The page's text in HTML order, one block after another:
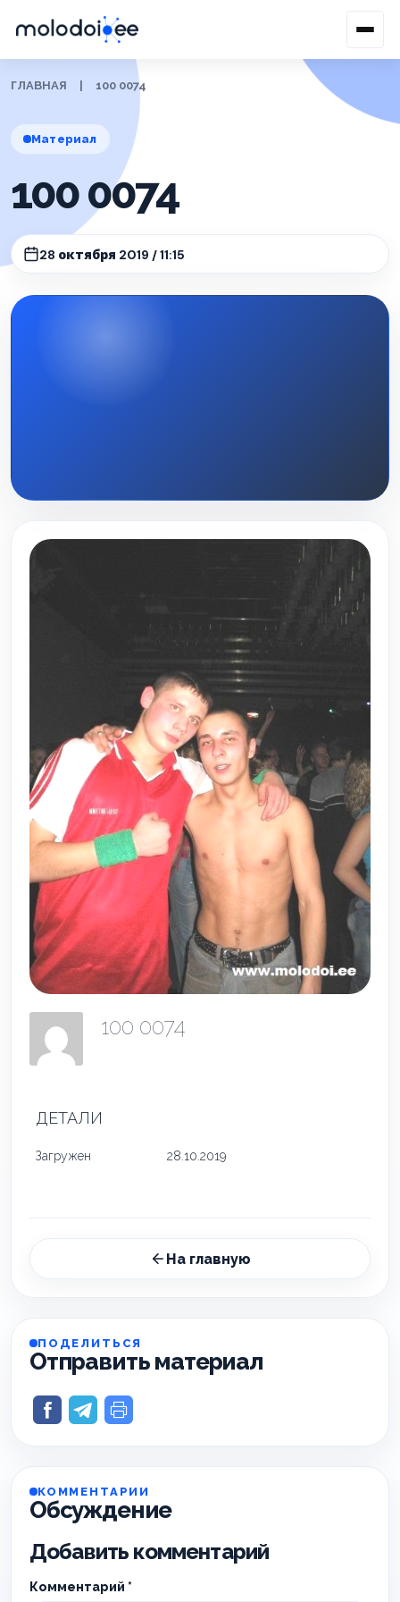
ГЛАВНАЯ 100 0074
Материал
100 0074
28 октября 2019 / 11:15
100 0074
ДЕТАЛИ
Загружен 28.10.2019
На главную
ПОДЕЛИТЬСЯ
Отправить материал
КОММЕНТАРИИ
Обсуждение
Добавить комментарий
Комментарий *